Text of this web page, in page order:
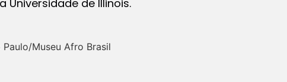
Universidade de Illinois.
Museu Afro Brasil